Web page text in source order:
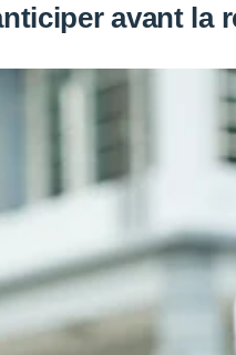
avant la